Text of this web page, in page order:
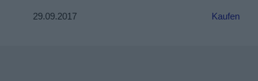
29.09.2017 Kaufen